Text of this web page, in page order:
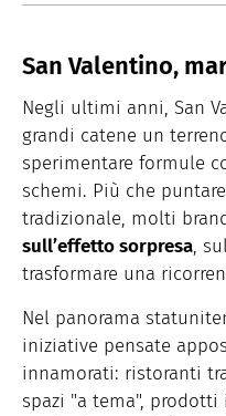
San Valentino,
Negli ultimi anni, San
grandi catene un
sperimentare formule
schemi. Più che
tradizionale, molti
sull’effetto sorpresa,
trasformare una
Nel panorama
iniziative pensate
innamorati: ristoranti
spazi "a tema",